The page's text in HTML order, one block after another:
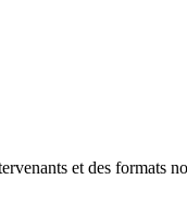
et des formats